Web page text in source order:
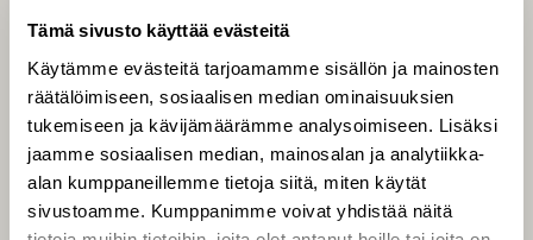
Tämä sivusto käyttää evästeitä
Käytämme evästeitä tarjoamamme sisällön ja mainosten
räätälöimiseen, sosiaalisen median ominaisuuksien
tukemiseen ja kävijämäärämme analysoimiseen. Lisäksi
jaamme sosiaalisen median, mainosalan ja analytiikka-
alan kumppaneillemme tietoja siitä, miten käytät
sivustoamme. Kumppanimme voivat yhdistää näitä
Tilaa digilukuoikeus
Äänestä parasta juttua
Tilaa uutiskirje
SUOMEN LUONNON­